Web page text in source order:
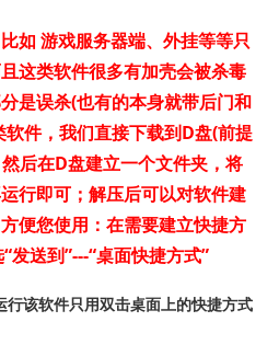
如 游戏服务器端、外挂等等只
这类软件很多有加壳会被杀毒
是误杀(也有的本身就带后门和
件，我们直接下载到D盘(前提
后在D盘建立一个文件夹，将
行即可；解压后可以对软件建
便您使用： 在需要建立快捷方
发送到”---“桌面快捷方式”
该软件只用双击桌面上的快捷方式